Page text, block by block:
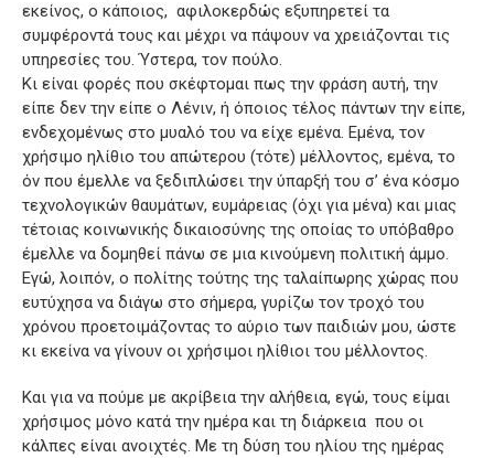
εκείνος, ο κάποιος, αφιλοκερδώς εξυπηρετεί τα
συμφέροντά τους και μέχρι να πάψουν να χρειάζονται τις
υπηρεσίες του. Ύστερα, τον πούλο.
Κι είναι φορές που σκέφτομαι πως την φράση αυτή, την
είπε δεν την είπε ο Λένιν, ή όποιος τέλος πάντων την είπε,
ενδεχομένως στο μυαλό του να είχε εμένα. Εμένα, τον
χρήσιμο ηλίθιο του απώτερου (τότε) μέλλοντος, εμένα, το
όν που έμελλε να ξεδιπλώσει την ύπαρξή του σ’ ένα κόσμο
τεχνολογικών θαυμάτων, ευμάρειας (όχι για μένα) και μιας
τέτοιας κοινωνικής δικαιοσύνης της οποίας το υπόβαθρο
έμελλε να δομηθεί πάνω σε μια κινούμενη πολιτική άμμο.
Εγώ, λοιπόν, ο πολίτης τούτης της ταλαίπωρης χώρας που
ευτύχησα να διάγω στο σήμερα, γυρίζω τον τροχό του
χρόνου προετοιμάζοντας το αύριο των παιδιών μου, ώστε
κι εκείνα να γίνουν οι χρήσιμοι ηλίθιοι του μέλλοντος.
Και για να πούμε με ακρίβεια την αλήθεια, εγώ, τους είμαι
χρήσιμος μόνο κατά την ημέρα και τη διάρκεια που οι
κάλπες είναι ανοιχτές. Με τη δύση του ηλίου της ημέρας